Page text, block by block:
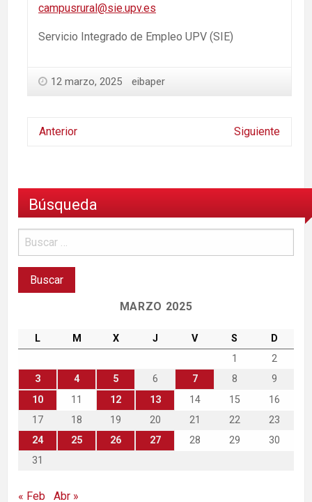
campusrural@sie.upv.es
Servicio Integrado de Empleo UPV (SIE)
12 marzo, 2025 eibaper
Anterior Siguiente
Búsqueda
MARZO 2025
L M X J V S
D
1
2
3
4 5 6 7 8
9
10
11 12 13 14 15
16
17
18 19 20 21 22
23
24
25 26 27 28 29
30
31
« Feb Abr »